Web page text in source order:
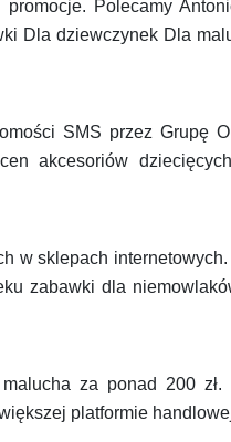
Polecamy
Dla dziewczynek Dla
SMS przez Grupę
akcesoriów
w sklepach
zabawki dla
za ponad 200 zł.
platformie